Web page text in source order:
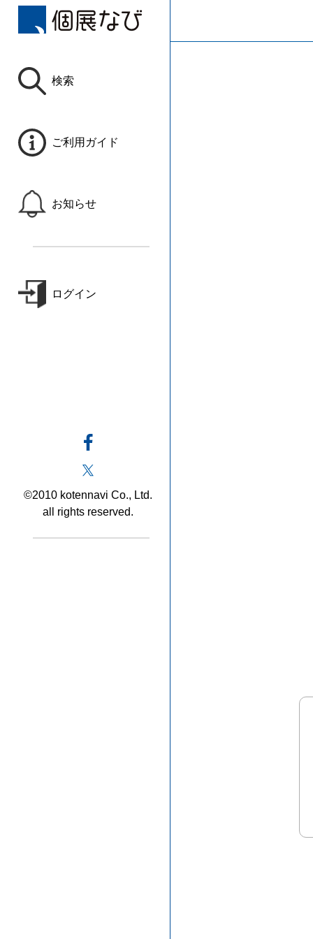
検索
ご利用ガイド
お知らせ
ログイン
©2010 kotennavi Co., Ltd.
all rights reserved.